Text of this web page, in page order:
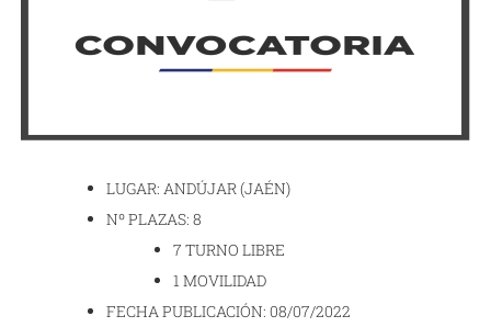
LUGAR: ANDÚJAR (JAÉN)
Nº PLAZAS: 8
7 TURNO LIBRE
1 MOVILIDAD
FECHA PUBLICACIÓN: 08/07/2022